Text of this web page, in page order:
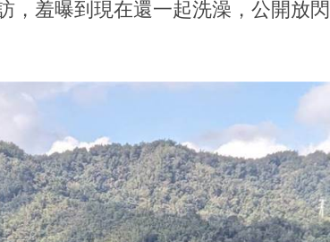
，羞曝到現在還一起洗澡，公開放